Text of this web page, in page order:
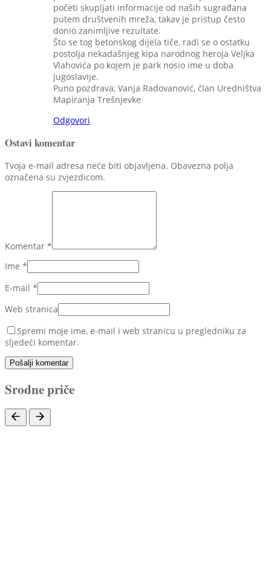
početi skupljati informacije od naših sugrađana
putem društvenih mreža, takav je pristup često
donio zanimljive rezultate.
Što se tog betonskog dijela tiče, radi se o ostatku
postolja nekadašnjeg kipa narodnog heroja Veljka
Vlahovića po kojem je park nosio ime u doba
Jugoslavije.
Puno pozdrava, Vanja Radovanović, član Uredništva
Mapiranja Trešnjevke
Odgovori
Ostavi komentar
Tvoja e-mail adresa neće biti objavljena. Obavezna polja
označena su zvjezdicom.
Komentar *
Ime *
E-mail *
Web stranica
Spremi moje ime, e-mail i web stranicu u pregledniku za
sljedeći komentar.
Pošalji komentar
Srodne priče